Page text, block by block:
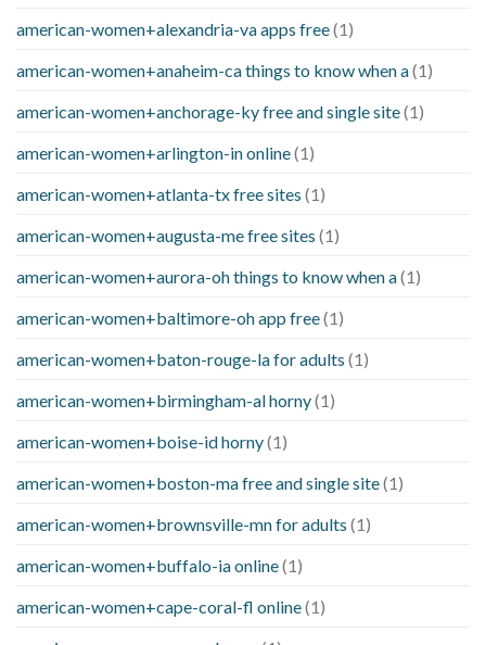
american-women+alexandria-va apps free(1)
american-women+anaheim-ca things to know when a(1)
american-women+anchorage-ky free and single site(1)
american-women+arlington-in online(1)
american-women+atlanta-tx free sites (1)
american-women+augusta-me free sites (1)
american-women+aurora-oh things to know when a(1)
american-women+baltimore-oh app free(1)
american-women+baton-rouge-la for adults (1)
american-women+birmingham-al horny(1)
american-women+boise-id horny(1)
american-women+boston-ma free and single site(1)
american-women+brownsville-mn for adults (1)
american-women+buffalo-ia online(1)
american-women+cape-coral-fl online(1)